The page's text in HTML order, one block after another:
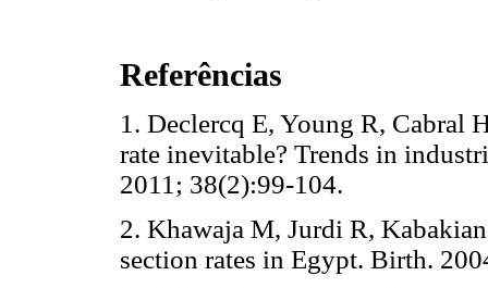
Referências
1. Declercq E, Young R, Cabral
rate inevitable? Trends in
2011; 38(2):99-104.
2. Khawaja M, Jurdi R,
section rates in Egypt. Birth.